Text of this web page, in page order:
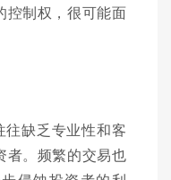
控制权，很可能面
缺乏专业性和客
者。频繁的交易也